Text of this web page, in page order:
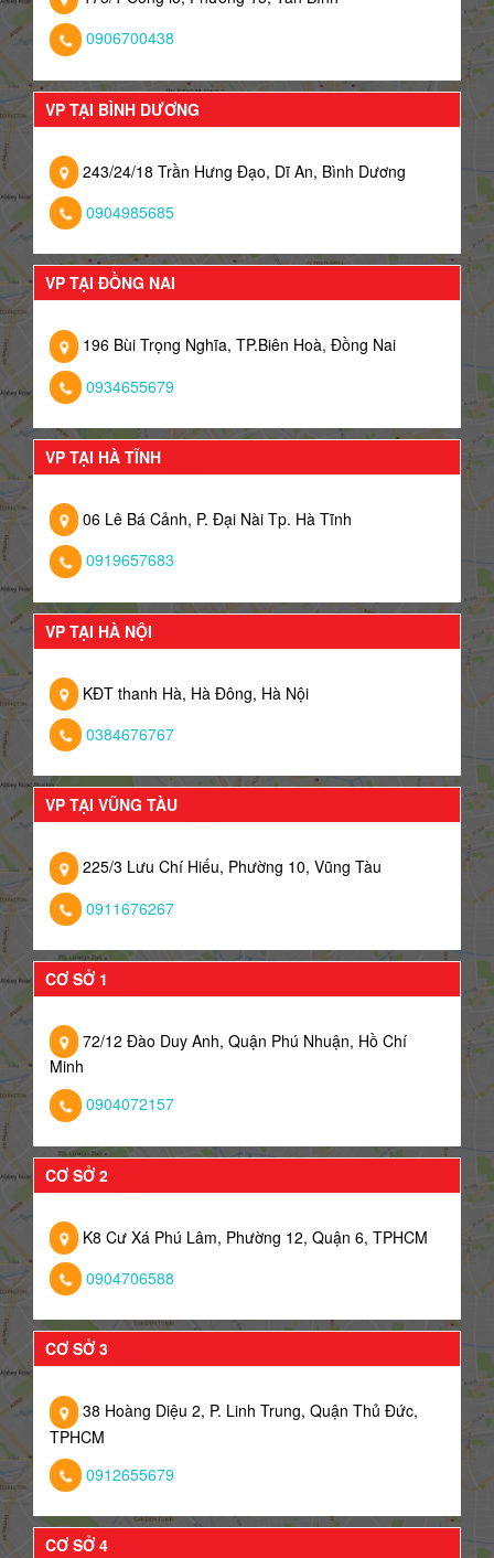
0906700438
VP TẠI BÌNH DƯƠNG
243/24/18 Trần Hưng Đạo, Dĩ An, Bình Dương
0904985685
VP TẠI ĐỒNG NAI
196 Bùi Trọng Nghĩa, TP.Biên Hoà, Đồng Nai
0934655679
VP TẠI HÀ TĨNH
06 Lê Bá Cảnh, P. Đại Nài Tp. Hà Tĩnh
0919657683
VP TẠI HÀ NỘI
KĐT thanh Hà, Hà Đông, Hà Nội
0384676767
VP TẠI VŨNG TÀU
225/3 Lưu Chí Hiếu, Phường 10, Vũng Tàu
0911676267
CƠ SỞ 1
72/12 Đào Duy Anh, Quận Phú Nhuận, Hồ Chí
Minh
0904072157
CƠ SỞ 2
K8 Cư Xá Phú Lâm, Phường 12, Quận 6, TPHCM
0904706588
CƠ SỞ 3
38 Hoàng Diệu 2, P. Linh Trung, Quận Thủ Đức,
TPHCM
0912655679
CƠ SỞ 4